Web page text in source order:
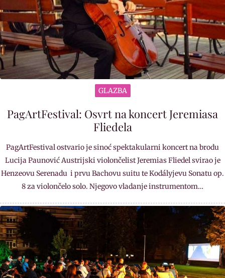
GLAZBA
PagArtFestival: Osvrt na koncert Jeremiasa
Fliedela
PagArtFestival ostvario je sinoć spektakularni koncert na brodu
Lucija Paunović Austrijski violončelist Jeremias Fliedel svirao je
Henzeovu Serenadu i prvu Bachovu suitu te Kodályjevu Sonatu op.
8 za violončelo solo. Njegovo vladanje instrumentom…